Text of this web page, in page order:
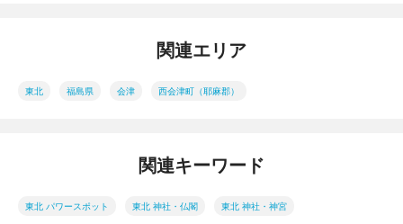
関連エリア
東北 福島県 会津 西会津町（耶麻郡）
関連キーワード
東北 パワースポット 東北 神社・仏閣 東北 神社・神宮